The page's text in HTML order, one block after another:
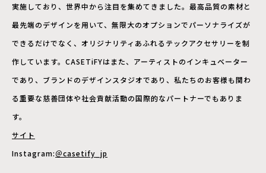
実施しており、世界中から注目を集めてきました。最高品質の素材と
最先端のデザインを用いて、無限大のオプションでパーソナライズが
できるだけでなく、オリジナリティあふれるテックアクセサリーを制
作しています。CASETiFYはまた、アーティストのインキュベーター
であり、ブランドのデザインスタジオであり、私たちのお客様も関わ
る重要な慈善団体や社会貢献活動の国際的なパートナーでもありま
す。
サイト
Instagram:＠casetify_jp